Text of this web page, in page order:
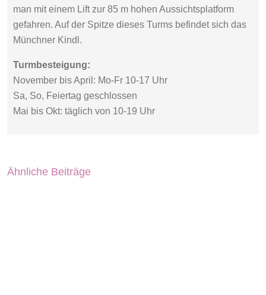
man mit einem Lift zur 85 m hohen Aussichtsplatform
gefahren. Auf der Spitze dieses Turms befindet sich das
Münchner Kindl.
Turmbesteigung:
November bis April: Mo-Fr 10-17 Uhr
Sa, So, Feiertag geschlossen
Mai bis Okt: täglich von 10-19 Uhr
Ähnliche Beiträge